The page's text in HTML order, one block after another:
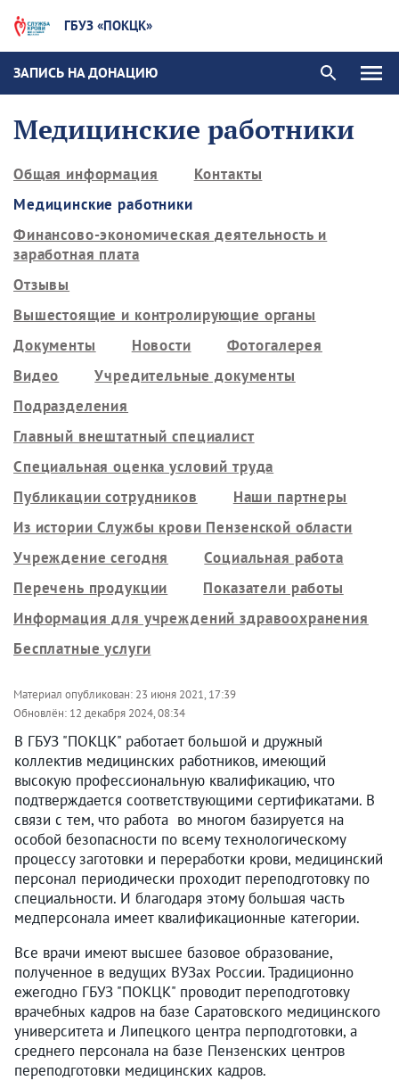
ГБУЗ «ПОКЦК»
ЗАПИСЬ НА ДОНАЦИЮ
Медицинские работники
Общая информация
Контакты
Медицинские работники
Финансово-экономическая деятельность и
заработная плата
Отзывы
Вышестоящие и контролирующие органы
Документы
Новости
Фотогалерея
Видео
Учредительные документы
Подразделения
Главный внештатный специалист
Специальная оценка условий труда
Публикации сотрудников
Наши партнеры
Из истории Службы крови Пензенской области
Учреждение сегодня
Социальная работа
Перечень продукции
Показатели работы
Информация для учреждений здравоохранения
Бесплатные услуги
Материал опубликован: 23 июня 2021, 17:39
Обновлён: 12 декабря 2024, 08:34
В ГБУЗ "ПОКЦК" работает большой и дружный
коллектив медицинских работников, имеющий
высокую профессиональную квалификацию, что
подтверждается соответствующими сертификатами. В
связи с тем, что работа во многом базируется на
особой безопасности по всему технологическому
процессу заготовки и переработки крови, медицинский
персонал периодически проходит переподготовку по
специальности. И благодаря этому большая часть
медперсонала имеет квалификационные категории.
Все врачи имеют высшее базовое образование,
полученное в ведущих ВУЗах России. Традиционно
ежегодно ГБУЗ "ПОКЦК" проводит переподготовку
врачебных кадров на базе Саратовского медицинского
университета и Липецкого центра перподготовки, а
среднего персонала на базе Пензенских центров
переподготовки медицинских кадров.